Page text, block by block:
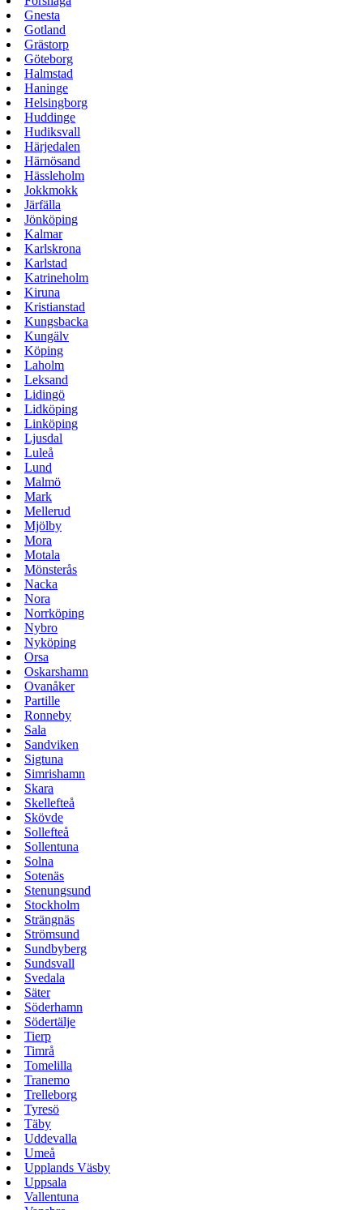
Gnesta
Gotland
Grästorp
Göteborg
Halmstad
Haninge
Helsingborg
Huddinge
Hudiksvall
Härjedalen
Härnösand
Hässleholm
Jokkmokk
Järfälla
Jönköping
Kalmar
Karlskrona
Karlstad
Katrineholm
Kiruna
Kristianstad
Kungsbacka
Kungälv
Köping
Laholm
Leksand
Lidingö
Lidköping
Linköping
Ljusdal
Luleå
Lund
Malmö
Mark
Mellerud
Mjölby
Mora
Motala
Mönsterås
Nacka
Nora
Norrköping
Nybro
Nyköping
Orsa
Oskarshamn
Ovanåker
Partille
Ronneby
Sala
Sandviken
Sigtuna
Simrishamn
Skara
Skellefteå
Skövde
Sollefteå
Sollentuna
Solna
Sotenäs
Stenungsund
Stockholm
Strängnäs
Strömsund
Sundbyberg
Sundsvall
Svedala
Säter
Söderhamn
Södertälje
Tierp
Timrå
Tomelilla
Tranemo
Trelleborg
Tyresö
Täby
Uddevalla
Umeå
Upplands Väsby
Uppsala
Vallentuna